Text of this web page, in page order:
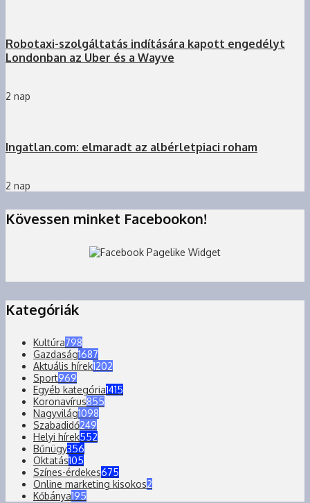
Robotaxi-szolgáltatás indítására kapott engedélyt
Londonban az Uber és a Wayve
2 nap
Ingatlan.com: elmaradt az albérletpiaci roham
2 nap
Kövessen minket Facebookon!
Kategóriák
Kultúra798
Gazdaság1687
Aktuális hírek1202
Sport969
Egyéb kategória1415
Koronavírus855
Nagyvilág1098
Szabadidő249
Helyi hírek552
Bűnügy356
Oktatás105
Színes-érdekes675
Online marketing kisokos2
Kőbánya195